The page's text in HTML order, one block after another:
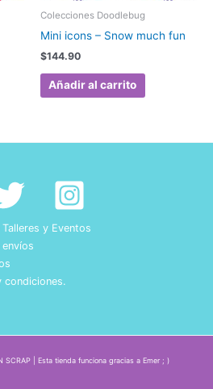
Colecciones Doodlebug
Mini icons – Snow much fun
$144.90
Añadir al carrito
y Eventos
condiciones.
| Esta tienda funciona gracias a Emer ; )